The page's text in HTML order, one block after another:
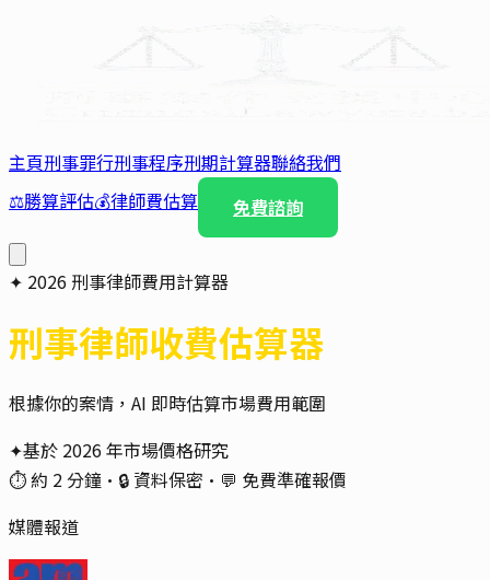
主頁刑事罪行刑事程序刑期計算器聯絡我們
⚖️勝算評估💰律師費估算 免費諮詢
✦ 2026 刑事律師費用計算器
刑事律師收費估算器
根據你的案情，AI 即時估算市場費用範圍
✦基於 2026年市場價格研究
⏱ 約 2 分鐘 · 🔒 資料保密 · 💬 免費準確報價
媒體報道